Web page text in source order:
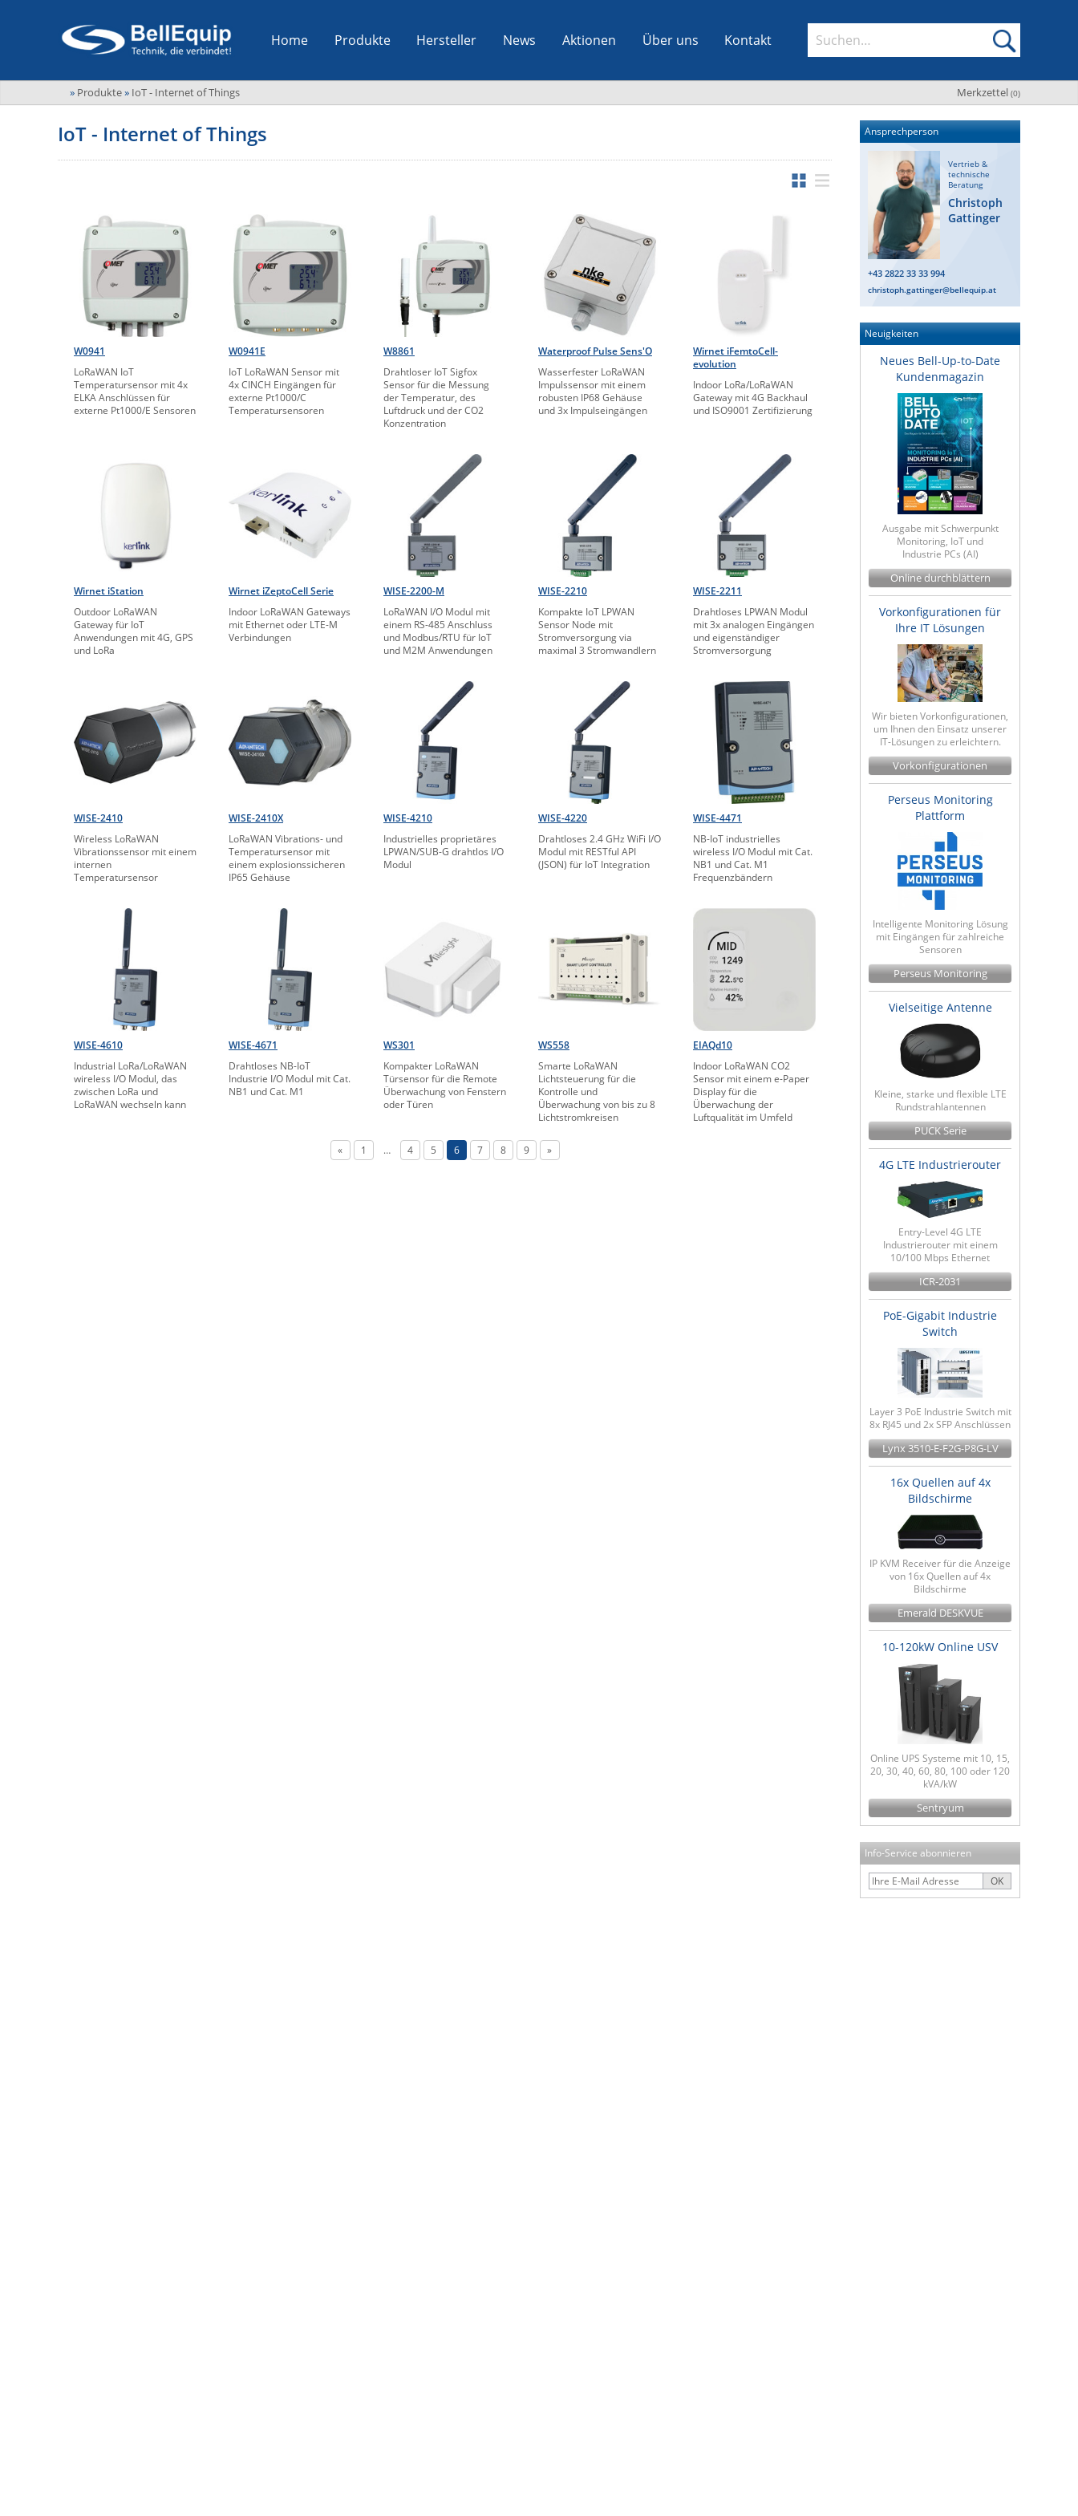
Home Produkte Hersteller News Aktionen Über uns Kontakt
Merkzettel (0)
» Produkte» IoT - Internet of Things
IoT - Internet of Things
W0941
LoRaWAN IoT
Temperatursensor mit 4x
ELKA Anschlüssen für
externe Pt1000/E Sensoren
W0941E
IoT LoRaWAN Sensor mit
4x CINCH Eingängen für
externe Pt1000/C
Temperatursensoren
W8861
Drahtloser IoT Sigfox
Sensor für die Messung
der Temperatur, des
Luftdruck und der CO2
Konzentration
Waterproof Pulse Sens'O
Wasserfester LoRaWAN
Impulssensor mit einem
robusten IP68 Gehäuse
und 3x Impulseingängen
Wirnet iFemtoCell-
evolution
Indoor LoRa/LoRaWAN
Gateway mit 4G Backhaul
und ISO9001 Zertifizierung
Wirnet iStation
Outdoor LoRaWAN
Gateway für IoT
Anwendungen mit 4G, GPS
und LoRa
Wirnet iZeptoCell Serie
Indoor LoRaWAN Gateways
mit Ethernet oder LTE-M
Verbindungen
WISE-2200-M
LoRaWAN I/O Modul mit
einem RS-485 Anschluss
und Modbus/RTU für IoT
und M2M Anwendungen
WISE-2210
Kompakte IoT LPWAN
Sensor Node mit
Stromversorgung via
maximal 3 Stromwandlern
WISE-2211
Drahtloses LPWAN Modul
mit 3x analogen Eingängen
und eigenständiger
Stromversorgung
WISE-2410
Wireless LoRaWAN
Vibrationssensor mit einem
internen
Temperatursensor
WISE-2410X
LoRaWAN Vibrations- und
Temperatursensor mit
einem explosionssicheren
IP65 Gehäuse
WISE-4210
Industrielles proprietäres
LPWAN/SUB-G drahtlos I/O
Modul
WISE-4220
Drahtloses 2.4 GHz WiFi I/O
Modul mit RESTful API
(JSON) für IoT Integration
WISE-4471
NB-IoT industrielles
wireless I/O Modul mit Cat.
NB1 und Cat. M1
Frequenzbändern
WISE-4610
Industrial LoRa/LoRaWAN
wireless I/O Modul, das
zwischen LoRa und
LoRaWAN wechseln kann
WISE-4671
Drahtloses NB-IoT
Industrie I/O Modul mit Cat.
NB1 und Cat. M1
WS301
Kompakter LoRaWAN
Türsensor für die Remote
Überwachung von Fenstern
oder Türen
WS558
Smarte LoRaWAN
Lichtsteuerung für die
Kontrolle und
Überwachung von bis zu 8
Lichtstromkreisen
EIAQd10
Indoor LoRaWAN CO2
Sensor mit einem e-Paper
Display für die
Überwachung der
Luftqualität im Umfeld
« 1 … 4 5 6 7 8 9 »
Ansprechperson
Vertrieb &
technische
Beratung
Christoph
Gattinger
+43 2822 33 33 994
christoph.gattinger@bellequip.at
Neuigkeiten
Neues Bell-Up-to-Date
Kundenmagazin
Ausgabe mit Schwerpunkt
Monitoring, IoT und
Industrie PCs (AI)
Online durchblättern
Vorkonfigurationen für
Ihre IT Lösungen
Wir bieten Vorkonfigurationen,
um Ihnen den Einsatz unserer
IT-Lösungen zu erleichtern.
Vorkonfigurationen
Perseus Monitoring
Plattform
Intelligente Monitoring Lösung
mit Eingängen für zahlreiche
Sensoren
Perseus Monitoring
Vielseitige Antenne
Kleine, starke und flexible LTE
Rundstrahlantennen
PUCK Serie
4G LTE Industrierouter
Entry-Level 4G LTE
Industrierouter mit einem
10/100 Mbps Ethernet
ICR-2031
PoE-Gigabit Industrie
Switch
Layer 3 PoE Industrie Switch mit
8x RJ45 und 2x SFP Anschlüssen
Lynx 3510-E-F2G-P8G-LV
16x Quellen auf 4x
Bildschirme
IP KVM Receiver für die Anzeige
von 16x Quellen auf 4x
Bildschirme
Emerald DESKVUE
10-120kW Online USV
Online UPS Systeme mit 10, 15,
20, 30, 40, 60, 80, 100 oder 120
kVA/kW
Sentryum
Info-Service abonnieren
OK